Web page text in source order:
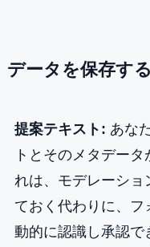
データを保存す
提案テキスト: あな
トとそのメタデー
れは、モデレーショ
ておく代わりに、フ
動的に認識し承認で